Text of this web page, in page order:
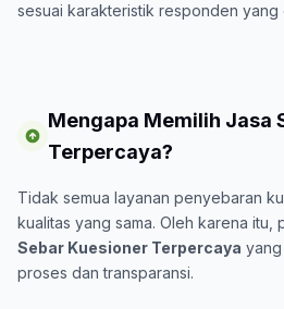
sesuai karakteristik responden yang
Mengapa Memilih Jasa
Terpercaya?
Tidak semua layanan penyebaran
kualitas yang sama. Oleh karena itu,
Sebar Kuesioner Terpercaya yang
proses dan transparansi.